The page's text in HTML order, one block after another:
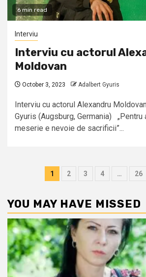
6 min read
Interviu
Interviu cu actorul
Moldovan
October 3, 2023 Adalbert Gyuris
Interviu cu actorul Alexandru
Gyuris (Augsburg, Germania) „Pentru
meserie e nevoie de sacrificii”...
Posts
1 2 3 4 … 26
YOU MAY HAVE MISSED